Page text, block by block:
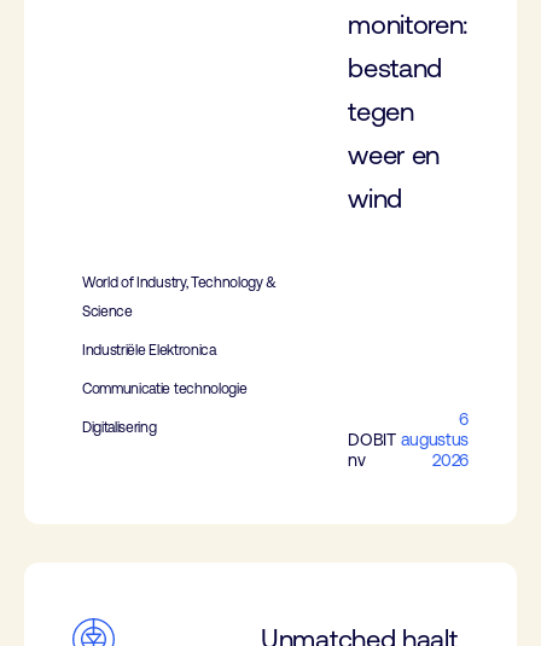
monitoren:
bestand
tegen
weer en
wind
World of Industry, Technology &
Science
Industriële Elektronica
Communicatie technologie
Digitalisering
DOBIT
nv
6
augustus
2026
Unmatched haalt